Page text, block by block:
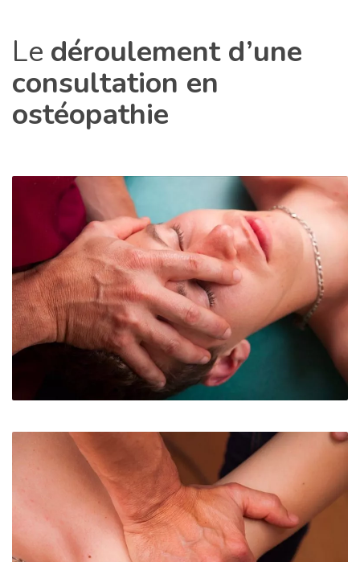
Le déroulement d’une
consultation en
ostéopathie